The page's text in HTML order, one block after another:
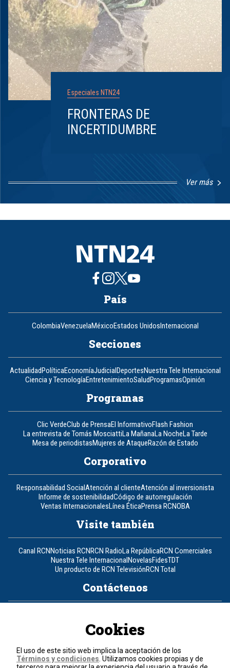
Especiales NTN24
FRONTERAS DE
INCERTIDUMBRE
Ver más
1
8
País
ColombiaVenezuelaMéxicoEstados UnidosInternacional
Secciones
ActualidadPolíticaEconomíaJudicialDeportesNuestra Tele Internacional
Ciencia y TecnologíaEntretenimientoSaludProgramasOpinión
Programas
Clic VerdeClub de PrensaEl InformativoFlash Fashion
La entrevista de Tomás MosciattiLa MañanaLa NocheLa Tarde
Mesa de periodistasMujeres de AtaqueRazón de Estado
Corporativo
Responsabilidad SocialAtención al clienteAtención al inversionista
Informe de sostenibilidadCódigo de autorregulación
Ventas InternacionalesLínea ÉticaPrensa RCNOBA
Visite también
Canal RCNNoticias RCNRCN RadioLa RepúblicaRCN Comerciales
Nuestra Tele InternacionalNovelasFidesTDT
Un producto de RCN TelevisiónRCN Total
Contáctenos
Política de cookies
Términos y condiciones
Cookies
El uso de este sitio web implica la aceptación de los
Términos y condiciones . Utilizamos cookies propias y de